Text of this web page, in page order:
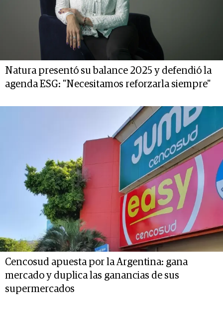
Natura presentó su balance 2025 y defendió la
agenda ESG: "Necesitamos reforzarla siempre"
Cencosud apuesta por la Argentina: gana
mercado y duplica las ganancias de sus
supermercados